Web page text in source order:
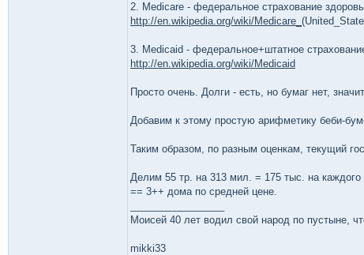
2. Medicare - федеральное страхование
http://en.wikipedia.org/wiki/Medicare_
3. Medicaid - федеральное+штатное
http://en.wikipedia.org/wiki/Medicaid
Просто очень. Долги - есть, но бумаг нет,
Добавим к этому простую арифметику беби-
Таким образом, по разным оценкам, текущий
Делим 55 тр. на 313 мил. = 175 тыс. на
== 3++ дома по средней цене.
Моисей 40 лет водил свой народ по пустыне,
mikki33